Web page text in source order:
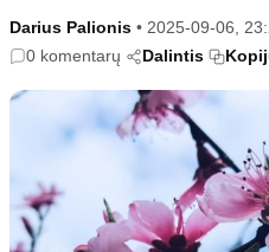
Populiaru
Sodas ir daržas
Karjera
Psichologinė sveikata
Darius Palionis • 2025-09-06,
0 komentarų
Dalintis